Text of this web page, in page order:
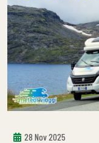
28 Nov 2025